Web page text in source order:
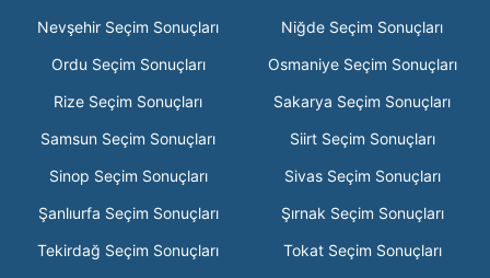
Nevşehir Seçim Sonuçları
Niğde Seçim Sonuçları
Ordu Seçim Sonuçları
Osmaniye Seçim Sonuçları
Rize Seçim Sonuçları
Sakarya Seçim Sonuçları
Samsun Seçim Sonuçları
Siirt Seçim Sonuçları
Sinop Seçim Sonuçları
Sivas Seçim Sonuçları
Şanlıurfa Seçim Sonuçları
Şırnak Seçim Sonuçları
Tekirdağ Seçim Sonuçları
Tokat Seçim Sonuçları